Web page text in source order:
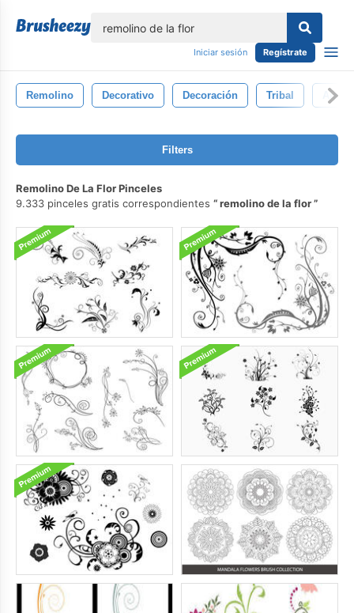
Iniciar sesión Regístrate
Remolino Decorativo Decoración Tribal
Filters
Remolino De La Flor Pinceles
9.333 pinceles gratis correspondientes
remolino de la flor